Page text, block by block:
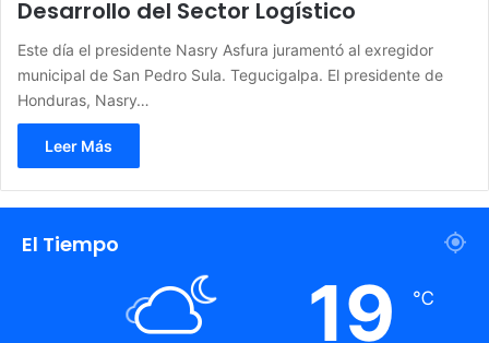
Desarrollo del Sector Logístico
Este día el presidente Nasry Asfura juramentó al exregidor
municipal de San Pedro Sula. Tegucigalpa. El presidente de
Honduras, Nasry…
Leer Más
El Tiempo
19 ℃